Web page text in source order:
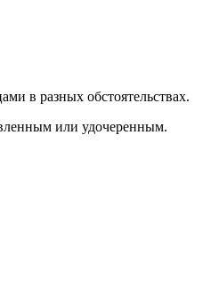
в разных обстоятельствах.
или удочеренным.